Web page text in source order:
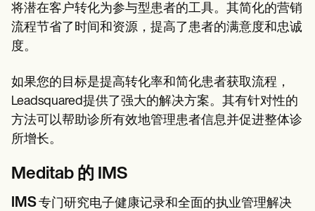
将潜在客户转化为参与型患者的工具。其简化的营销
流程节省了时间和资源，提高了患者的满意度和忠诚
度。
如果您的目标是提高转化率和简化患者获取流程，
Leadsquared提供了强大的解决方案。其有针对性的
方法可以帮助诊所有效地管理患者信息并促进整体诊
所增长。
Meditab 的 IMS
IMS专门研究电子健康记录和全面的执业管理解决